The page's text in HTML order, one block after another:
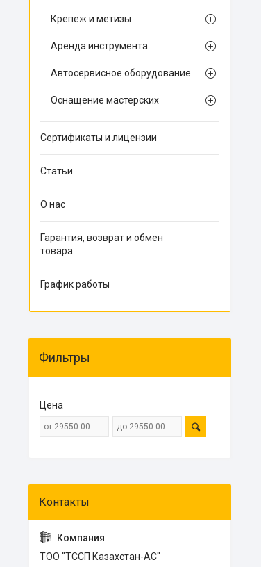
Крепеж и метизы
Аренда инструмента
Автосервисное оборудование
Оснащение мастерских
Сертификаты и лицензии
Статьи
О нас
Гарантия, возврат и обмен
товара
График работы
Фильтры
Цена
ТОО "ТССП Казахстан-АС"